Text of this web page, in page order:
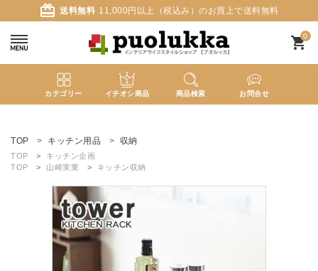
card_giftcard 送料無料 11,000円以上（税込み）のお買上で送料無料
0
shopping_cart
カテゴリー イチオシ商品 商品検索 お問合せ
ようこそ ゲスト 様
TOP キッチン用品 収納
TOP
キッチン企画
TOP
山崎実業 キッチン収納